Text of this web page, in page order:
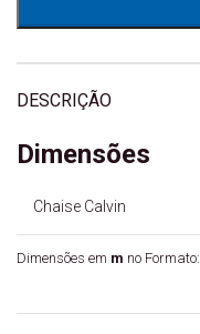
DESCRIÇÃO
Dimensões
Chaise Calvin
Dimensões em m no Formato: